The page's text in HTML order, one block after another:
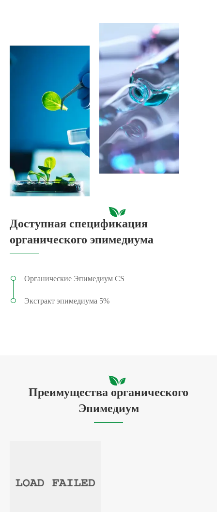
Доступная спецификация
органического эпимедиума
Органические Эпимедиум CS
Экстракт эпимедиума 5%
Преимущества органического
Эпимедиум